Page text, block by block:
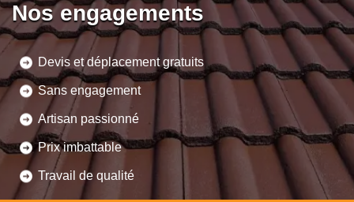
Nos engagements
Devis et déplacement gratuits
Sans engagement
Artisan passionné
Prix imbattable
Travail de qualité